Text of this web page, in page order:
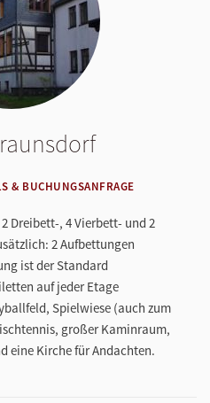
& BUCHUNGSANFRAGE
Dreibett-, 4 Vierbett- und 2
2 Aufbettungen
ist der Standard
auf jeder Etage
Spielwiese (auch zum
großer Kaminraum,
eine Kirche für Andachten.